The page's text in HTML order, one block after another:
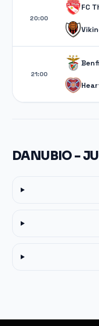
20:00
FC
21:00
DANUBIO -